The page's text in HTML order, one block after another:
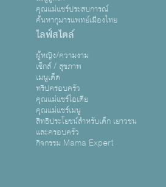
คุณแม่แชร์ประสบการณ์
ค้นหากุมารแพทย์เมืองไทย
ไลฟ์สไตล์
ผู้หญิง/ความงาม
เซ็กส์ / สุขภาพ
เมนูเด็ด
ทริปครอบครัว
คุณแม่แชร์ไอเดีย
คุณแม่แชร์เมนู
สิทธิประโยชน์สำหรับเด็ก เยาวชน
และครอบครัว
กิจกรรม Mama Expert